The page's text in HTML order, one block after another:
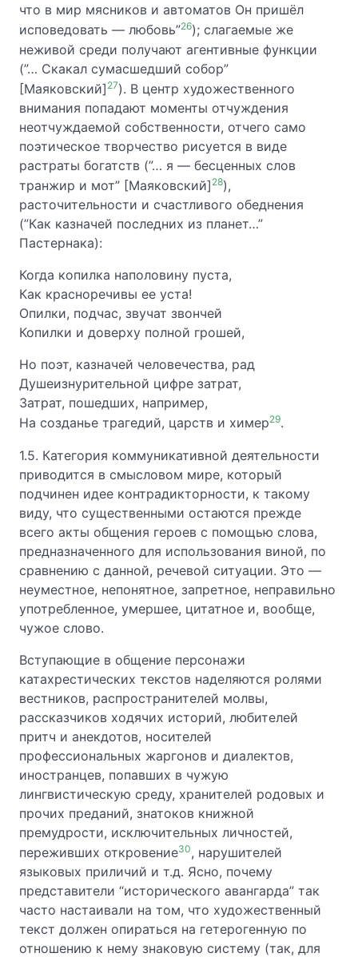
что в мир мясников и автоматов Он пришёл
исповедовать — любовь”26); слагаемые же
неживой среди получают агентивные функции
(”… Скакал сумасшедший собор”
[Маяковский] 27). В центр художественного
внимания попадают моменты отчуждения
неотчуждаемой собственности, отчего само
поэтическое творчество рисуется в виде
растраты богатств (”… я — бесценных слов
транжир и мот” [Маяковский] 28),
расточительности и счастливого обеднения
(”Как казначей последних из планет…”
Пастернака):
Когда копилка наполовину пуста,
Как красноречивы ее уста!
Опилки, подчас, звучат звончей
Копилки и доверху полной грошей,
Но поэт, казначей человечества, рад
Душеизнурительной цифре затрат,
Затрат, пошедших, например,
На созданье трагедий, царств и химер29.
1.5. Категория коммуникативной деятельности
приводится в смысловом мире, который
подчинен идее контрадикторности, к такому
виду, что существенными остаются прежде
всего акты общения героев с помощью слова,
предназначенного для использования виной, по
сравнению с данной, речевой ситуации. Это —
неуместное, непонятное, запретное, неправильно
употребленное, умершее, цитатное и, вообще,
чужое слово.
Вступающие в общение персонажи
катахрестических текстов наделяются ролями
вестников, распространителей молвы,
рассказчиков ходячих историй, любителей
притч и анекдотов, носителей
профессиональных жаргонов и диалектов,
иностранцев, попавших в чужую
лингвистическую среду, хранителей родовых и
прочих преданий, знатоков книжной
премудрости, исключительных личностей,
переживших откровение30, нарушителей
языковых приличий и т.д. Ясно, почему
представители “исторического авангарда” так
часто настаивали на том, что художественный
текст должен опираться на гетерогенную по
отношению к нему знаковую систему (так, для